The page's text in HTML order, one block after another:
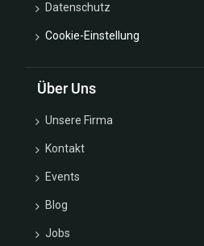
Datenschutz
Cookie-Einstellung
Über Uns
Unsere Firma
Kontakt
Events
Blog
Jobs